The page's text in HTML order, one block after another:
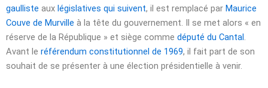
gaulliste aux législatives qui suivent, il est remplacé par Maurice
Couve de Murville à la tête du gouvernement. Il se met alors « en
réserve de la République » et siège comme député du Cantal.
Avant le référendum constitutionnel de 1969, il fait part de son
souhait de se présenter à une élection présidentielle à venir.